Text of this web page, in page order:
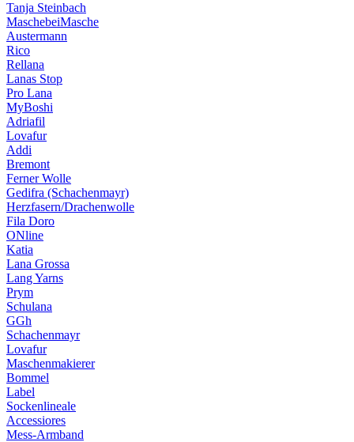
Tanja Steinbach
MaschebeiMasche
Austermann
Rico
Rellana
Lanas Stop
Pro Lana
MyBoshi
Adriafil
Lovafur
Addi
Bremont
Ferner Wolle
Gedifra (Schachenmayr)
Herzfasern/Drachenwolle
Fila Doro
ONline
Katia
Lana Grossa
Lang Yarns
Prym
Schulana
GGh
Schachenmayr
Lovafur
Maschenmakierer
Bommel
Label
Sockenlineale
Accessiores
Mess-Armband